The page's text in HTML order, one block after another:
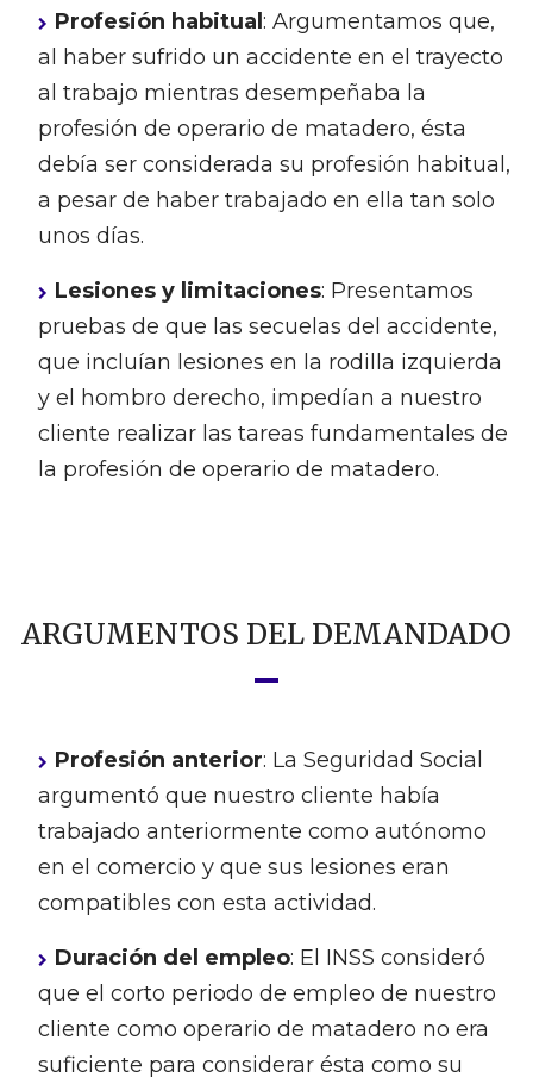
Profesión habitual: Argumentamos que,
al haber sufrido un accidente en el trayecto
al trabajo mientras desempeñaba la
profesión de operario de matadero, ésta
debía ser considerada su profesión habitual,
a pesar de haber trabajado en ella tan solo
unos días.
Lesiones y limitaciones: Presentamos
pruebas de que las secuelas del accidente,
que incluían lesiones en la rodilla izquierda
y el hombro derecho, impedían a nuestro
cliente realizar las tareas fundamentales de
la profesión de operario de matadero.
ARGUMENTOS DEL DEMANDADO
Profesión anterior: La Seguridad Social
argumentó que nuestro cliente había
trabajado anteriormente como autónomo
en el comercio y que sus lesiones eran
compatibles con esta actividad.
Duración del empleo: El INSS consideró
que el corto periodo de empleo de nuestro
cliente como operario de matadero no era
suficiente para considerar ésta como su